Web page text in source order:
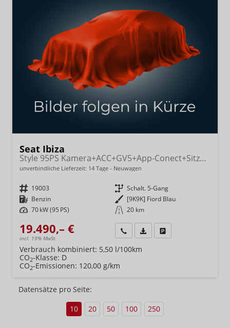
Seat Ibiza
Style 95PS Kamera+ACC+GV5+App-Conect+Sitzheizung+ParkPilot hinten
unverbindliche Lieferzeit: 14 Tage Neuwagen
Fahrzeugnr. 19003 Getriebe Schalt. 5-Gang
Kraftstoff Benzin Außenfarbe [9K9K] Fiord Blau
Leistung 70 kW (95 PS) Kilometerstand 20 km
19.490,– €
incl. 19% MwSt.
Wir rufen Sie anFahrzeugexposé (PDF)
Verbrauch kombiniert: 5,50 l/100km
CO2-Klasse: D
CO2-Emissionen: 120,00 g/km
Datensätze pro Seite:
10
20 50 100 250